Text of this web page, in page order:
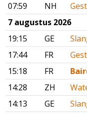
07:59
NH
7 augustus 2026
19:15
GE
17:44
FR
15:18
FR
14:28
ZH
14:13
GE